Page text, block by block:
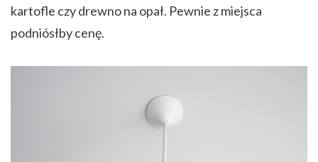
kartofle czy drewno na opał. Pewnie z miejsca
podniósłby cenę.